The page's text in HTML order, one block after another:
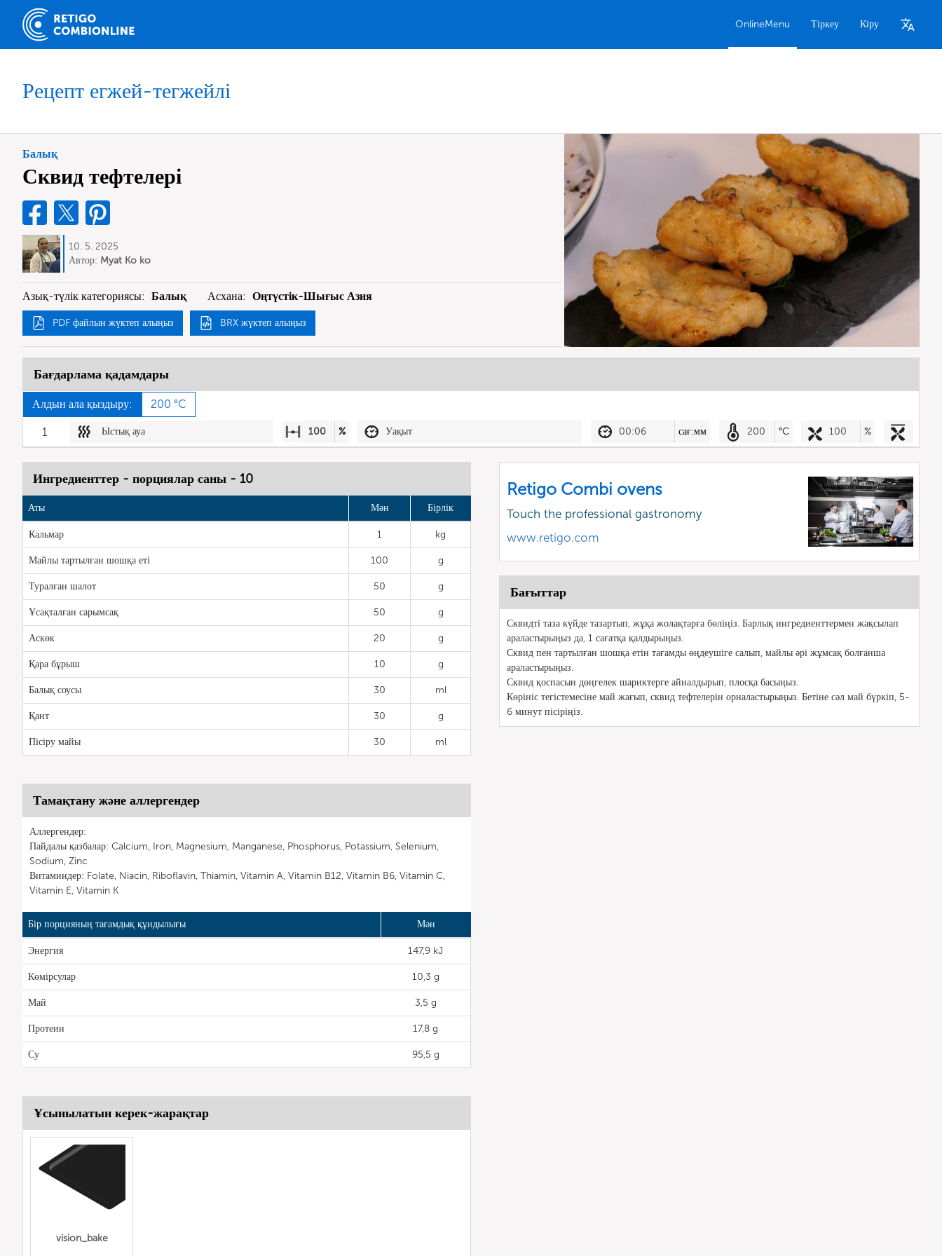
OnlineMenu Тіркеу Кіру
Рецепт егжей-тегжейлі
Балық
Сквид тефтелері
10. 5. 2025
Автор: Myat Ko ko
Азық-түлік категориясы: Балық Асхана: Оңтүстік-Шығыс Азия
PDF файлын жүктеп алыңыз BRX жүктеп алыңыз
Бағдарлама қадамдары
Алдын ала қыздыру: 200 °C
1 Ыстық ауа 100 % Уақыт 00:06 сағ:мм 200 °C 100 %
Ингредиенттер - порциялар саны - 10
Аты Мән Бірлік
Кальмар 1 kg
Майлы тартылған шошқа еті 100 g
Туралған шалот 50 g
Ұсақталған сарымсақ 50 g
Аскөк 20 g
Қара бұрыш 10 g
Балық соусы 30 ml
Қант 30 g
Пісіру майы 30 ml
Тамақтану және аллергендер
Аллергендер:
Пайдалы қазбалар: Calcium, Iron, Magnesium, Manganese, Phosphorus, Potassium, Selenium,
Sodium, Zinc
Витаминдер: Folate, Niacin, Riboflavin, Thiamin, Vitamin A, Vitamin B12, Vitamin B6, Vitamin C,
Vitamin E, Vitamin K
Бір порцияның тағамдық құндылығы Мән
Энергия 147,9 kJ
Көмірсулар 10,3 g
Май 3,5 g
Протеин 17,8 g
Су 95,5 g
Retigo Combi ovens
Touch the professional gastronomy
www.retigo.com
Бағыттар
Сквидті таза күйде тазартып, жұқа жолақтарға бөліңіз. Барлық ингредиенттермен жақсылап
араластырыңыз да, 1 сағатқа қалдырыңыз.
Сквид пен тартылған шошқа етін тағамды өңдеушіге салып, майлы әрі жұмсақ болғанша
араластырыңыз.
Сквид қоспасын дөңгелек шариктерге айналдырып, плосқа басыңыз.
Көрініс тегістемесіне май жағып, сквид тефтелерін орналастырыңыз. Бетіне сәл май бүркіп, 5-
6 минут пісіріңіз.
Ұсынылатын керек-жарақтар
vision_bake